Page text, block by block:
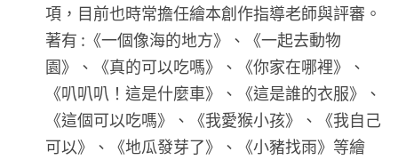
項，目前也時常擔任繪本創作指導老師與評審。
著有 :《一個像海的地方》、《一起去動物
園》、《真的可以吃嗎》、《你家在哪裡》、
《叭叭叭！這是什麼車》、《這是誰的衣服》、
《這個可以吃嗎》、《我愛猴小孩》、《我自己
可以》、《地瓜發芽了》、《小豬找雨》等繪